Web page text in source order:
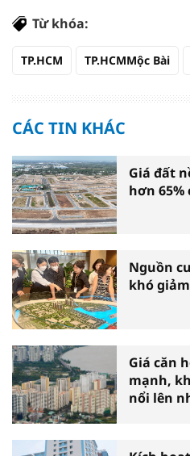
Từ khóa:
TP.HCM TP.HCMMộc Bài
CÁC TIN KHÁC
Giá đất
hơn
Nguồn
khó giảm
Giá căn
mạnh,
nổi lên